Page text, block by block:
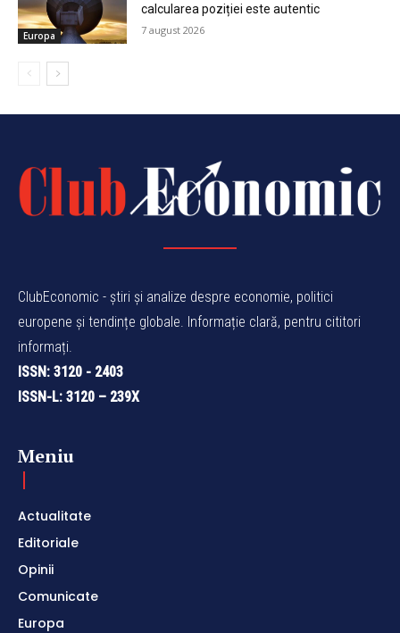
Europa
calcularea poziției este autentic
7 august 2026
ClubEconomic - știri și analize despre economie, politici
europene și tendințe globale. Informație clară, pentru cititori
informați.
ISSN: 3120 - 2403
ISSN-L: 3120 – 239X
Meniu
Actualitate
Editoriale
Opinii
Comunicate
Europa